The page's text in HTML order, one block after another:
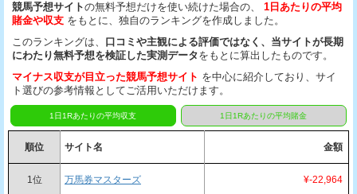
競馬予想サイトの無料予想だけを使い続けた場合の、
1日あたりの平均
賭金や収支 をもとに、独自のランキングを作成しました。
このランキングは、 口コミや主観による評価ではなく、当サイトが長期
にわたり無料予想を検証した実測データをもとに算出したものです。
マイナス収支が目立った競馬予想サイト を中心に紹介しており、サイ
ト選びの参考情報としてご活用いただけます。
1日1Rあたりの平均収支 1日1Rあたりの平均賭金
順位 サイト名 金額
1位 万馬券マスターズ ¥-22,964